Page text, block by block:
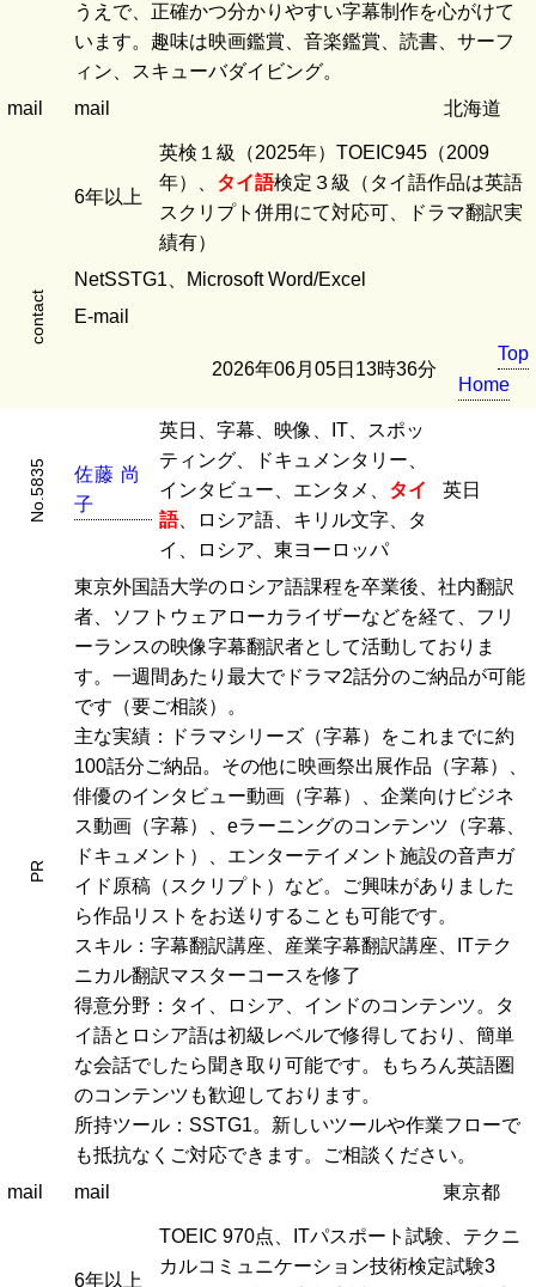
うえで、正確かつ分かりやすい字幕制作を心がけて
います。趣味は映画鑑賞、音楽鑑賞、読書、サーフ
ィン、スキューバダイビング。
mail
mail 北海道
6年以上
英検１級（2025年）TOEIC945（2009
年）、 タイ語検定３級（タイ語作品は英語
スクリプト併用にて対応可、ドラマ翻訳実
績有）
NetSSTG1、Microsoft Word/Excel
contact E-mail
2026年06月05日13時36分
Top
Home
No.5835 佐藤 尚
子
英日、字幕、映像、IT、スポッ
ティング、ドキュメンタリー、
インタビュー、エンタメ、 タイ
語、ロシア語、キリル文字、タ
イ、ロシア、東ヨーロッパ
英日
PR
東京外国語大学のロシア語課程を卒業後、社内翻訳
者、ソフトウェアローカライザーなどを経て、フリ
ーランスの映像字幕翻訳者として活動しておりま
す。一週間あたり最大でドラマ2話分のご納品が可能
です（要ご相談）。
主な実績：ドラマシリーズ（字幕）をこれまでに約
100話分ご納品。その他に映画祭出展作品（字幕）、
俳優のインタビュー動画（字幕）、企業向けビジネ
ス動画（字幕）、eラーニングのコンテンツ（字幕、
ドキュメント）、エンターテイメント施設の音声ガ
イド原稿（スクリプト）など。ご興味がありました
ら作品リストをお送りすることも可能です。
スキル：字幕翻訳講座、産業字幕翻訳講座、ITテク
ニカル翻訳マスターコースを修了
得意分野：タイ、ロシア、インドのコンテンツ。タ
イ語とロシア語は初級レベルで修得しており、簡単
な会話でしたら聞き取り可能です。もちろん英語圏
のコンテンツも歓迎しております。
所持ツール：SSTG1。新しいツールや作業フローで
も抵抗なくご対応できます。ご相談ください。
mail
mail 東京都
6年以上
TOEIC 970点、ITパスポート試験、テクニ
カルコミュニケーション技術検定試験3